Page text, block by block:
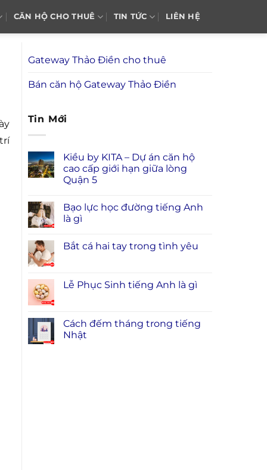
CĂN HỘ CHO THUÊ TIN TỨC LIÊN HỆ
Gateway Thảo Điền cho thuê
Bán căn hộ Gateway Thảo Điền
Tin Mới
Kiều by KITA – Dự án căn hộ
cao cấp giới hạn giữa lòng
Quận 5
Bạo lực học đường tiếng Anh
là gì
Bắt cá hai tay trong tình yêu
Lễ Phục Sinh tiếng Anh là gì
Cách đếm tháng trong tiếng
Nhật